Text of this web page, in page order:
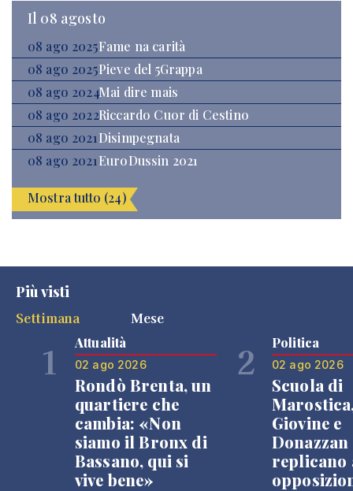
Il 08 agosto
08 ago 2025Fame na carità
08 ago 2025Pieve del 5Grappa
08 ago 2024Mai dire mais
08 ago 2022Riccardo Cuor di Cestino
08 ago 2021Disimpegnata
08 ago 2021EuroDussin 2021
Mostra tutto (24)
Più visti
Settimana
Mese
1 Attualità
02 ago 2026
Rondò Brenta, un
quartiere che
cambia: «Non
siamo il Bronx di
Bassano, qui si
vive bene»
2 Politica
02 ago 2026
Scuola di
Giovine e
Donazzan
replicano